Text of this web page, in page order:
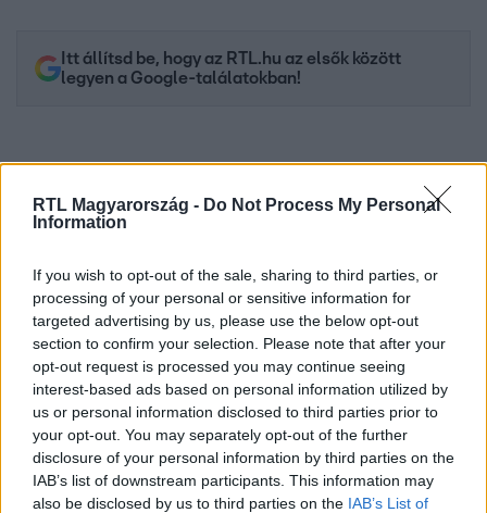
RTL Magyarország - Do Not Process My Personal
Information
If you wish to opt-out of the sale, sharing to third parties, or
processing of your personal or sensitive information for
targeted advertising by us, please use the below opt-out
section to confirm your selection. Please note that after your
opt-out request is processed you may continue seeing
interest-based ads based on personal information utilized by
us or personal information disclosed to third parties prior to
your opt-out. You may separately opt-out of the further
disclosure of your personal information by third parties on the
IAB’s list of downstream participants. This information may
also be disclosed by us to third parties on the IAB’s List of
Itt állítsd be, hogy az RTL.hu az elsők között
legyen a Google-találatokban!
Kövess minket, és értesülj a friss hírekről a
Facebookon is!
Követem